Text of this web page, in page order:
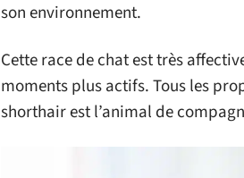
son environnement.
Cette race de chat est très
moments plus actifs. Tous les
shorthair est l’animal de